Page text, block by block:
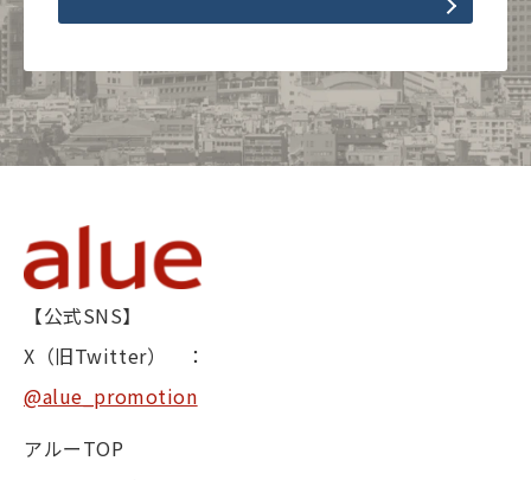
【公式SNS】
X（旧Twitter） ：
@alue_promotion
アルーTOP